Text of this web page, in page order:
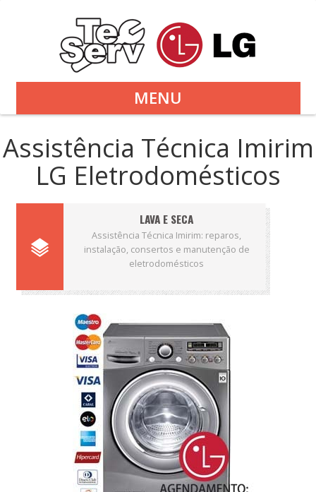
MENU
Assistência Técnica Imirim
LG Eletrodomésticos
LAVA E SECA
Assistência Técnica Imirim: reparos,
instalação, consertos e manutenção de
eletrodomésticos